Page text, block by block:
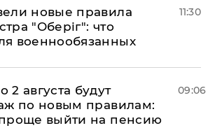
новые правила
"Оберіг": что
военнообязанных
11:30
2 августа будут
по новым правилам:
проще выйти на пенсию
09:06